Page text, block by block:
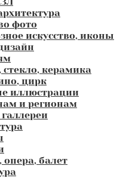
фото
искусство, иконы
керамика
цирк
иллюстрации
и регионам
балет